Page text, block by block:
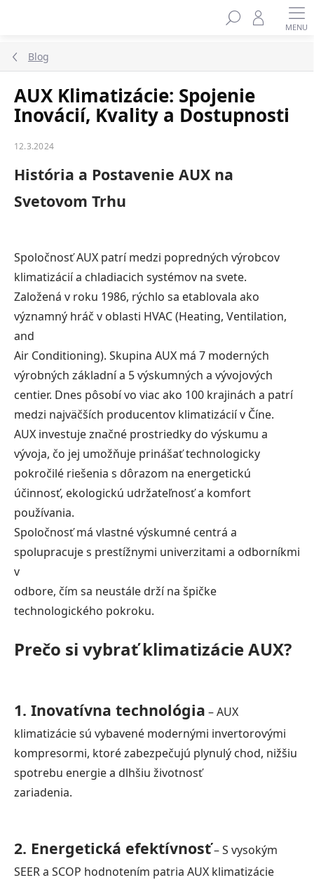
Blog
AUX Klimatizácie: Spojenie
Inovácií, Kvality a Dostupnosti
12.3.2024
História a Postavenie AUX na
Svetovom Trhu
Spoločnosť AUX patrí medzi popredných výrobcov
klimatizácií a chladiacich systémov na svete.
Založená v roku 1986, rýchlo sa etablovala ako
významný hráč v oblasti HVAC (Heating, Ventilation,
and
Air Conditioning). Skupina AUX má 7 moderných
výrobných základní a 5 výskumných a vývojových
centier. Dnes pôsobí vo viac ako 100 krajinách a patrí
medzi najväčších producentov klimatizácií v Číne.
AUX investuje značné prostriedky do výskumu a
vývoja, čo jej umožňuje prinášať technologicky
pokročilé riešenia s dôrazom na energetickú
účinnosť, ekologickú udržateľnosť a komfort
používania.
Spoločnosť má vlastné výskumné centrá a
spolupracuje s prestížnymi univerzitami a odborníkmi
v
odbore, čím sa neustále drží na špičke
technologického pokroku.
Prečo si vybrať klimatizácie AUX?
1. Inovatívna technológia – AUX
klimatizácie sú vybavené modernými invertorovými
kompresormi, ktoré zabezpečujú plynulý chod, nižšiu
spotrebu energie a dlhšiu životnosť
zariadenia.
2. Energetická efektívnosť– S vysokým
SEER a SCOP hodnotením patria AUX klimatizácie